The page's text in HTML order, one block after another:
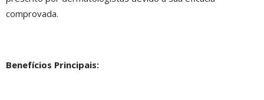
comprovada.
Benefícios Principais: